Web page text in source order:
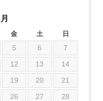
金 土 日
5 6
7
12 13
14
19 20
21
26 27
28